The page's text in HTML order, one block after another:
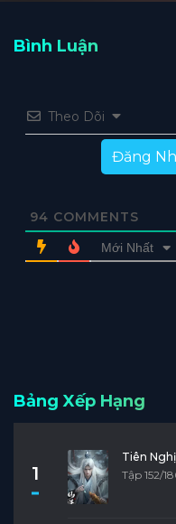
Bình Luận
Theo Dõi
Đăng
94 COMMENTS
Mới Nhất
Bảng Xếp Hạng
1
Tiên
Tập 152/